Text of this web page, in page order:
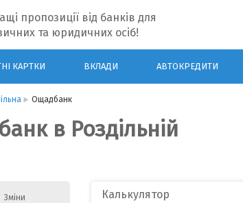
пропозиції від банків для
та юридичних осіб!
КАРТКИ ВКЛАДИ АВТОКРЕДИТИ
Ощадбанк
в Роздільній
Зміни Калькулятор